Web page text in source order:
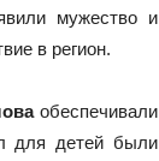
мужество и
в регион.
обеспечивали
для детей были